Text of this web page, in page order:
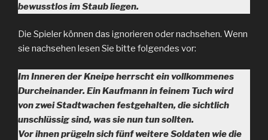
bewusstlos im Staub liegen.
Die Spieler können das ignorieren oder nachsehen. Wenn
sie nachsehen lesen Sie bitte folgendes vor:
Im Inneren der Kneipe herrscht ein vollkommenes
Durcheinander. Ein Kaufmann in feinem Tuch wird
von zwei Stadtwachen festgehalten, die sichtlich
unschlüssig sind, was sie nun tun sollten.
Vor ihnen prügeln sich fünf weitere Soldaten wie die